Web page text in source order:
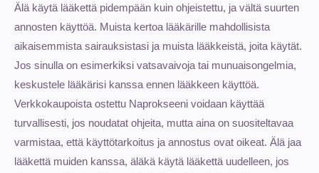
Älä käytä lääkettä pidempään kuin ohjeistettu, ja vältä suurten
annosten käyttöä. Muista kertoa lääkärille mahdollisista
aikaisemmista sairauksistasi ja muista lääkkeistä, joita käytät.
Jos sinulla on esimerkiksi vatsavaivoja tai munuaisongelmia,
keskustele lääkärisi kanssa ennen lääkkeen käyttöä.
Verkkokaupoista ostettu Naprokseeni voidaan käyttää
turvallisesti, jos noudatat ohjeita, mutta aina on suositeltavaa
varmistaa, että käyttötarkoitus ja annostus ovat oikeat. Älä jaa
lääkettä muiden kanssa, äläkä käytä lääkettä uudelleen, jos